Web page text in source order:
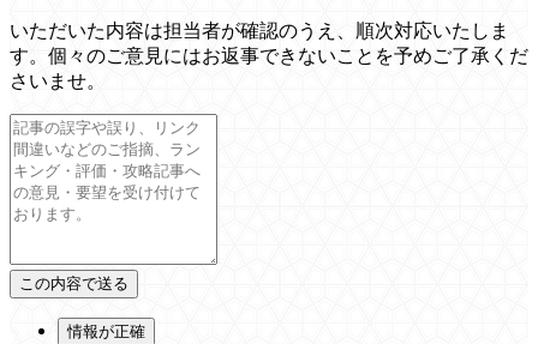
いただいた内容は担当者が確認のうえ、順次対応いたしま
す。個々のご意見にはお返事できないことを予めご了承くだ
さいませ。
情報が正確